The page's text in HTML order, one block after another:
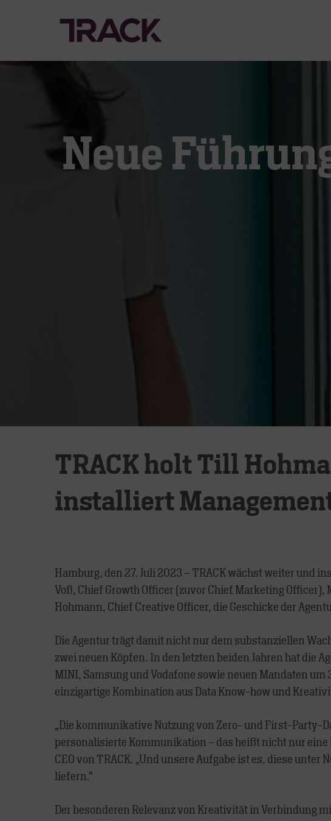
Neue
TRACK holt Till
installiert
Hamburg, den 27. Juli 2023 – TRACK wächst weiter und
Voß, Chief Growth Officer (zuvor Chief Marketing
Hohmann, Chief Creative Officer, die Geschicke der
Die Agentur trägt damit nicht nur dem substanziellen
zwei neuen Köpfen. In den letzten beiden Jahren hat die
MINI, Samsung und Vodafone sowie neuen Mandaten
einzigartige Kombination aus Data Know-how und
„Die kommunikative Nutzung von Zero- und First-
personalisierte Kommunikation – das heißt nicht nur
CEO von TRACK. „Und unsere Aufgabe ist es, diese
liefern.”
Der besonderen Relevanz von Kreativität in Verbindung